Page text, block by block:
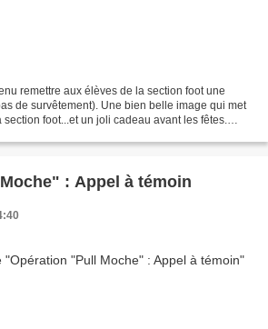
remettre aux élèves de la section foot une
de survêtement). Une bien belle image qui met
foot...et un joli cadeau avant les fêtes.
: Appel à témoin